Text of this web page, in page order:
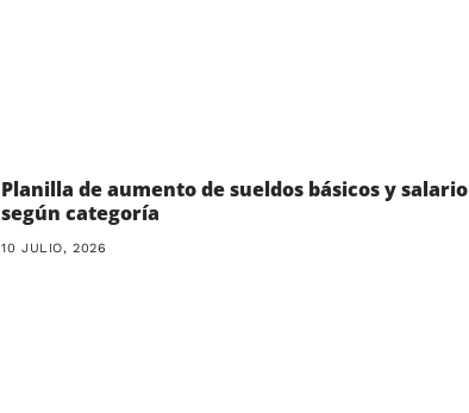
Planilla de aumento de sueldos básicos y salario
según categoría
10 JULIO, 2026